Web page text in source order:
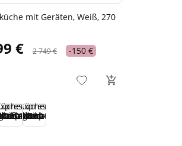
mit Geräten, Weiß, 270
€ 2 749 € -150 €